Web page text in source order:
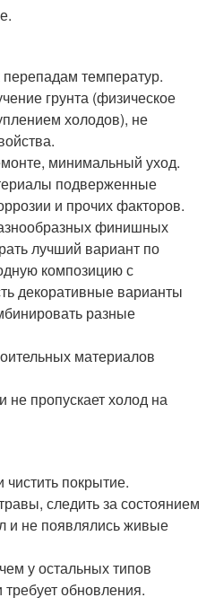
перепадам температур.
грунта (физическое
холодов), не
минимальный уход.
подверженные
и прочих факторов.
финишных
лучший вариант по
композицию с
декоративные варианты
разные
материалов
не пропускает холод на
чистить покрытие.
следить за состоянием
и не появлялись живые
у остальных типов
обновления.